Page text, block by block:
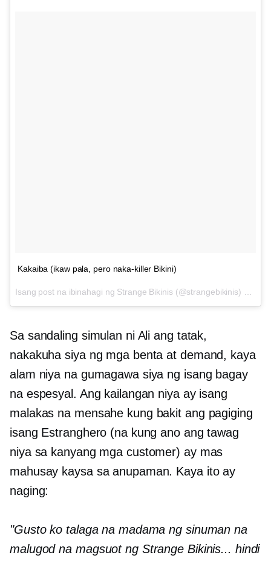
Kakaiba (ikaw pala, pero naka-killer Bikini)
Sa sandaling simulan ni Ali ang tatak,
nakakuha siya ng mga benta at demand, kaya
alam niya na gumagawa siya ng isang bagay
na espesyal. Ang kailangan niya ay isang
malakas na mensahe kung bakit ang pagiging
isang Estranghero (na kung ano ang tawag
niya sa kanyang mga customer) ay mas
mahusay kaysa sa anupaman. Kaya ito ay
naging:
"Gusto ko talaga na madama ng sinuman na
malugod na magsuot ng Strange Bikinis... hindi